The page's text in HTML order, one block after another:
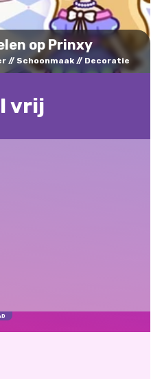
op Prinxy
Schoonmaak Decoratie
vrij